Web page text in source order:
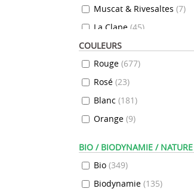
Muscat & Rivesaltes (7)
La Clape (45)
Coteaux du Pont du Gard
(10
Côtes Catalanes
Terrasses du Larzac
Corbières
Faugères (17)
Banyuls
Vin de France (129
COULEURS
Rouge (677)
Rosé (23)
Blanc (181)
Orange (9)
BIO / BIODYNAMIE / NATURE
Bio (349)
Biodynamie (135)